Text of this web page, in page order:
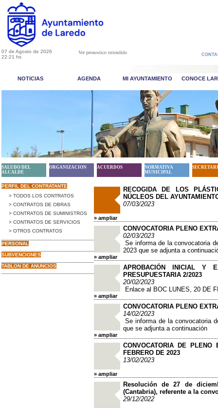
07 de Agosto de 2026
22:21 hs
Ver pronostico extendido
NOTICIAS AGENDA MI AYUNTAMIENTO CONOCE
SALUDO DEL
ALCALDE
ORGANIZACION ACUERDOS
NORMATIVA
MUNICIPAL
PERFIL DEL CONTRATANTE
> TODOS LOS CONTRATOS
> CONTRATOS DE OBRAS
> CONTRATOS DE SUMINISTROS
> CONTRATOS DE SERVICIOS
> OTROS CONTRATOS
PERSONAL
SUBVENCIONES
TABLON DE ANUNCIOS
RECOGIDA DE LOS
NÚCLEOS DEL
07/03/2023
» ampliar
CONVOCATORIA PLENO
02/03/2023
Se informa de la convocatoria
2023 que se adjunta a
» ampliar
APROBACIÓN INICIAL Y
PRESUPUESTARIA 2/2023
20/02/2023
Enlace al BOC LUNES, 20 DE
» ampliar
CONVOCATORIA PLENO
14/02/2023
Se informa de la convocatoria
que se adjunta a continuación
» ampliar
CONVOCATORIA DE
FEBRERO DE 2023
13/02/2023
» ampliar
Resolución de 27 de
(Cantabria), referente a la
29/12/2022